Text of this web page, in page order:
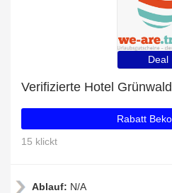
Deal
Rabatt
15 klickt
Ablauf: N/A